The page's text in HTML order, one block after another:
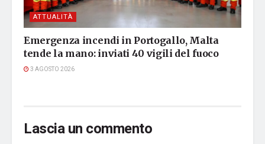
ATTUALITÀ
Emergenza incendi in Portogallo, Malta
tende la mano: inviati 40 vigili del fuoco
3 AGOSTO 2026
Lascia un commento